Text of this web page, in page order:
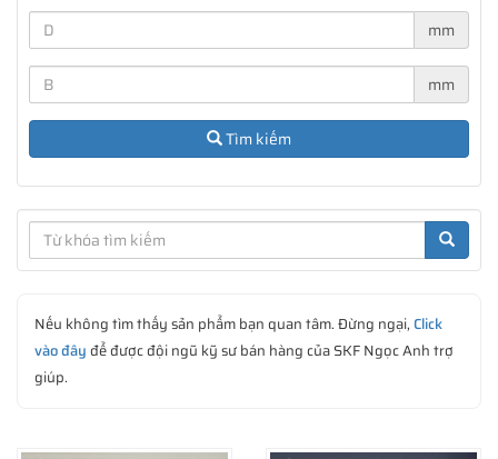
Các ký hiệu của vòng bi đũa đỡ SKF thường có ký hiệu ở đầu
mm
mm
Tìm kiếm
Nếu không tìm thấy sản phẩm bạn quan tâm. Đừng ngại, Click
vào đâyđể được đội ngũ kỹ sư bán hàng của SKF Ngọc Anh trợ
giúp.